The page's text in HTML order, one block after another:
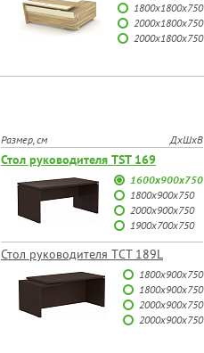
1800х1800х750
2000х1800х750
2000х1800х750
Размер, см ДхШхВ
Стол руководителя TST 169
1600х900х750
1800х900х750
2000х900х750
1900х700х750
Стол руководителя TСT 189L
1800х900х750
1800х900х750
2000х900х750
2000х900х750